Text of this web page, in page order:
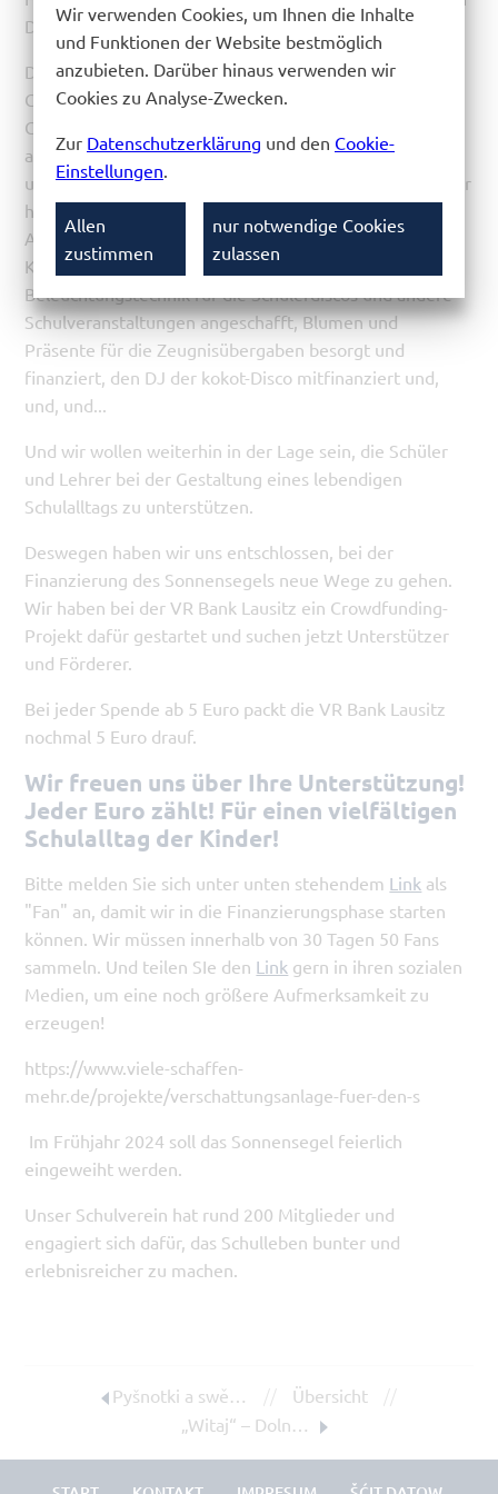
Dank dafür!
Dennoch muss der Schulverein des Niedersorbischen
Gymnasiums den Großteil der Kosten übernehmen.
Geld, dass dann fehlen könnte, um ein
abwechslungsreiches, buntes Schulleben mit zu
unterstützen und finanzieren. Im vergangenen Schuljahr
hat der Schulverein - neben den Planungen und ersten
Ausgaben für die Verschattungsanlage - die
Klassenfotos mitfinanziert, eine Discokugel und
Beleuchtungstechnik für die Schülerdiscos und andere
Schulveranstaltungen angeschafft, Blumen und
Präsente für die Zeugnisübergaben besorgt und
finanziert, den DJ der kokot-Disco mitfinanziert und,
und, und...
Und wir wollen weiterhin in der Lage sein, die Schüler
und Lehrer bei der Gestaltung eines lebendigen
Schulalltags zu unterstützen.
Deswegen haben wir uns entschlossen, bei der
Finanzierung des Sonnensegels neue Wege zu gehen.
Wir haben bei der VR Bank Lausitz ein Crowdfunding-
Projekt dafür gestartet und suchen jetzt Unterstützer
und Förderer.
Bei jeder Spende ab 5 Euro packt die VR Bank Lausitz
nochmal 5 Euro drauf.
Wir freuen uns über Ihre Unterstützung!
Jeder Euro zählt! Für einen vielfältigen
Schulalltag der Kinder!
Bitte melden Sie sich unter unten stehendem Link als
"Fan" an, damit wir in die Finanzierungsphase starten
können. Wir müssen innerhalb von 30 Tagen 50 Fans
sammeln. Und teilen SIe den Link gern in ihren sozialen
Medien, um eine noch größere Aufmerksamkeit zu
erzeugen!
https://www.viele-schaffen-
mehr.de/projekte/verschattungsanlage-fuer-den-s
Im Frühjahr 2024 soll das Sonnensegel feierlich
eingeweiht werden.
Unser Schulverein hat rund 200 Mitglieder und
engagiert sich dafür, das Schulleben bunter und
erlebnisreicher zu machen.
Pyšnotki a swěcki „a lá serbski“ Übersicht
„Witaj“ – Dolnoserbski gymnazium pśepšosy na źeń wótworjonych źuri
Wir verwenden Cookies, um Ihnen die Inhalte
und Funktionen der Website bestmöglich
anzubieten. Darüber hinaus verwenden wir
Cookies zu Analyse-Zwecken.
Zur Datenschutzerklärung und den Cookie-
Einstellungen.
Allen
zustimmen
nur notwendige Cookies
zulassen